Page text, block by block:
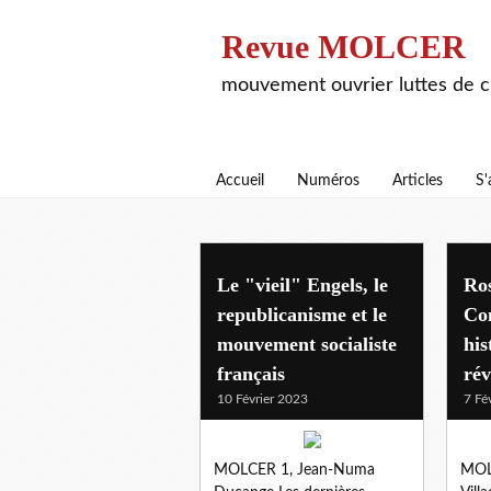
Revue MOLCER
mouvement ouvrier luttes de
Accueil Numéros Articles
articles
Le "vieil" Engels, le
republicanisme et le
mouvement socialiste
français
10 Février 2023
MOLCER 1, Jean-Numa
7